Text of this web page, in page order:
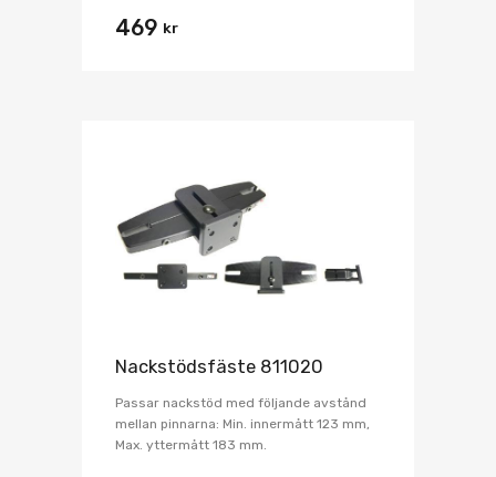
469 kr
Nackstödsfäste 811020
Passar nackstöd med följande avstånd
mellan pinnarna: Min. innermått 123 mm,
Max. yttermått 183 mm.